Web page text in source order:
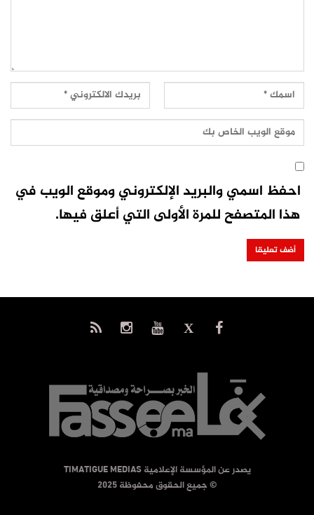
احفظ اسمي والبريد الإلكتروني وموقع الويب في
هذا المتصفح للمرة الأولى التي أعلق فيها.
يصدر عن المؤسسة الإعلامية TIMATIGUE MEDIAS
© جميع الحقوق محفوظة 2025